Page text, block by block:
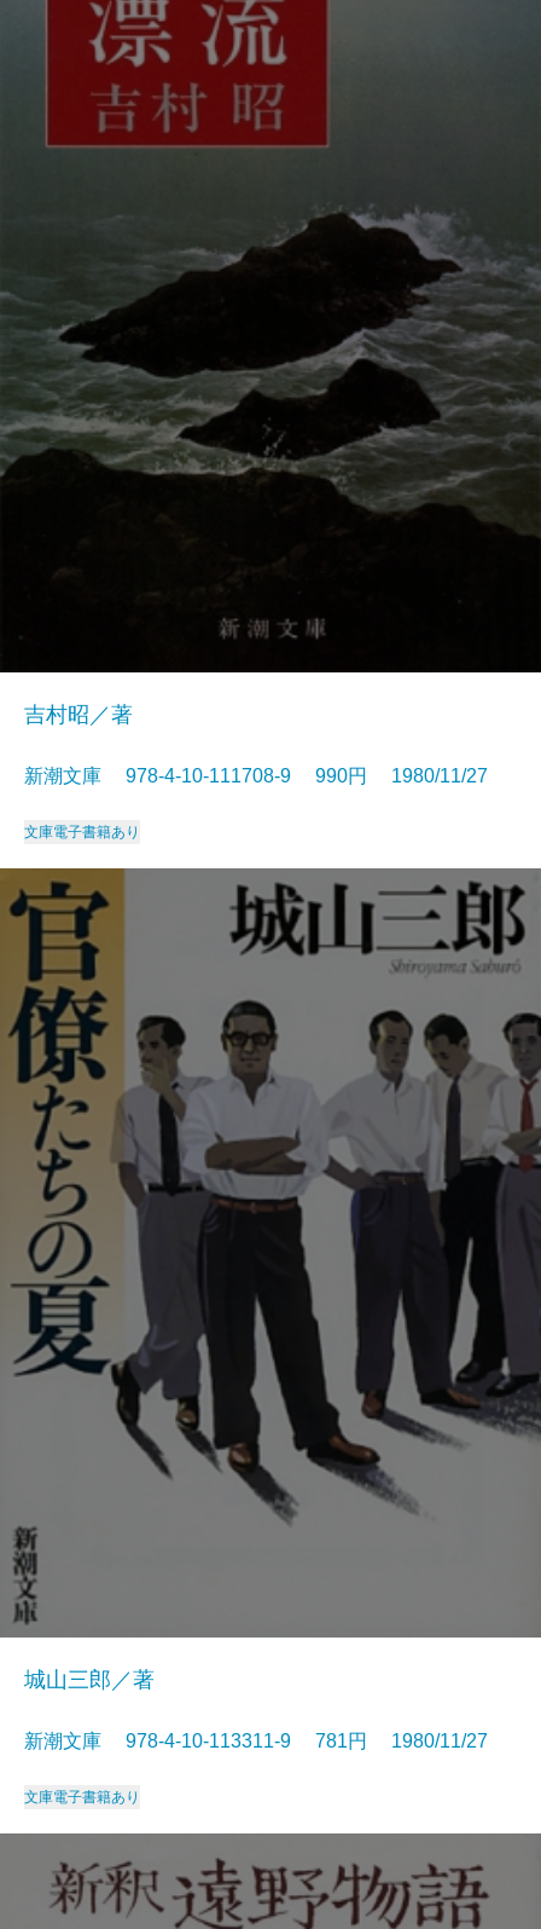
吉村昭／著
新潮文庫 978-4-10-111708-9 990円 1980/11/27
文庫電子書籍あり
城山三郎／著
新潮文庫 978-4-10-113311-9 781円 1980/11/27
文庫電子書籍あり